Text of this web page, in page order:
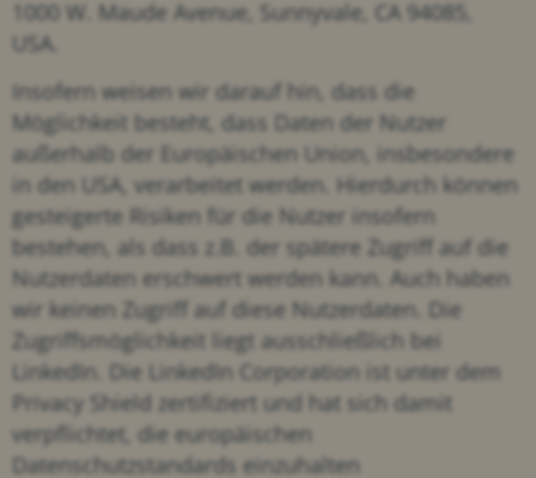
1000 W. Maude Avenue, Sunnyvale, CA 94085,
USA.
Insofern weisen wir darauf hin, dass die
Möglichkeit besteht, dass Daten der Nutzer
außerhalb der Europäischen Union, insbesondere
in den USA, verarbeitet werden. Hierdurch können
gesteigerte Risiken für die Nutzer insofern
bestehen, als dass z.B. der spätere Zugriff auf die
Nutzerdaten erschwert werden kann. Auch haben
wir keinen Zugriff auf diese Nutzerdaten. Die
Zugriffsmöglichkeit liegt ausschließlich bei
LinkedIn. Die LinkedIn Corporation ist unter dem
Privacy Shield zertifiziert und hat sich damit
verpflichtet, die europäischen
Datenschutzstandards einzuhalten